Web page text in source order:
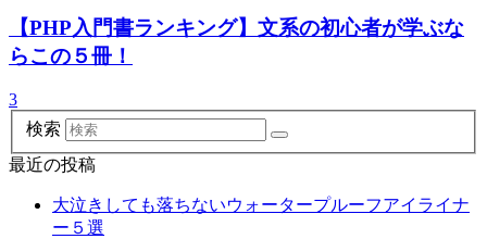
【PHP入門書ランキング】文系の初心者が学ぶな
らこの５冊！
3
検索
最近の投稿
大泣きしても落ちないウォータープルーフアイライナ
ー５選